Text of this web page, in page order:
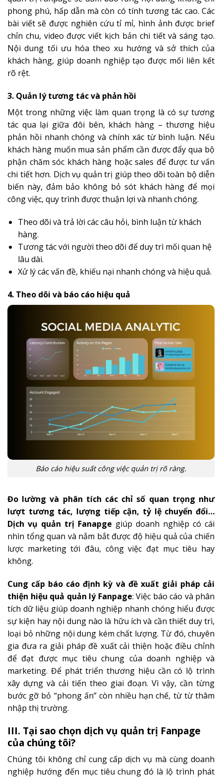
phong phú, hấp dẫn mà còn có tính tương tác cao. Các
bài viết sẽ được nghiên cứu tỉ mỉ, hình ảnh được brief
chỉn chu, video được viết kịch bản chi tiết và sáng tạo.
Nội dung tối ưu hóa theo xu hướng và sở thích của
khách hàng, giúp doanh nghiệp tạo được mối liên kết
rõ rệt.
3. Quản lý tương tác và phản hồi
Một trong những việc làm quan trọng là có sự tương
tác qua lại giữa đôi bên, khách hàng – thương hiệu
phản hồi nhanh chóng và chính xác từ bình luận. Nếu
khách hàng muốn mua sản phẩm cần được đẩy qua bộ
phận chăm sóc khách hàng hoặc sales để được tư vấn
chi tiết hơn. Dịch vụ quản trị giúp theo dõi toàn bộ diễn
biến này, đảm bảo không bỏ sót khách hàng để mọi
công việc, quy trình được thuận lợi và nhanh chóng.
Theo dõi và trả lời các câu hỏi, bình luận từ khách
hàng.
Tương tác với người theo dõi để duy trì mối quan hệ
lâu dài.
Xử lý các vấn đề, khiếu nại nhanh chóng và hiệu quả.
4. Theo dõi và báo cáo hiệu quả
Báo cáo hiệu suất công việc quản trị rõ ràng.
Đo lường và phân tích các chỉ số quan trọng như
lượt tương tác, lượng tiếp cận, tỷ lệ chuyển đổi…
Dịch vụ quản trị Fanapge giúp doanh nghiệp có cái
nhìn tổng quan và nắm bắt được độ hiệu quả của chiến
lược marketing tới đâu, công việc đạt mục tiêu hay
không.
Cung cấp báo cáo định kỳ và đề xuất giải pháp cải
thiện hiệu quả quản lý Fanpage: Việc báo cáo và phân
tích dữ liệu giúp doanh nghiệp nhanh chóng hiểu được
sự kiện hay nội dung nào là hữu ích và cần thiết duy trì,
loại bỏ những nội dung kém chất lượng. Từ đó, chuyên
gia đưa ra giải pháp đề xuất cải thiện hoặc điều chỉnh
để đạt được mục tiêu chung của doanh nghiệp và
marketing. Để phát triển thương hiệu cần có lộ trình
xây dựng và cải tiến theo giai đoạn. Vì vậy, cần từng
bước gỡ bỏ “phong ấn” còn nhiều hạn chế, từ từ thâm
nhập thị trường.
III. Tại sao chọn dịch vụ quản trị Fanpage
của chúng tôi?
Chúng tôi không chỉ cung cấp dịch vụ mà cùng doanh
nghiệp hướng đến mục tiêu chung đó là lộ trình phát